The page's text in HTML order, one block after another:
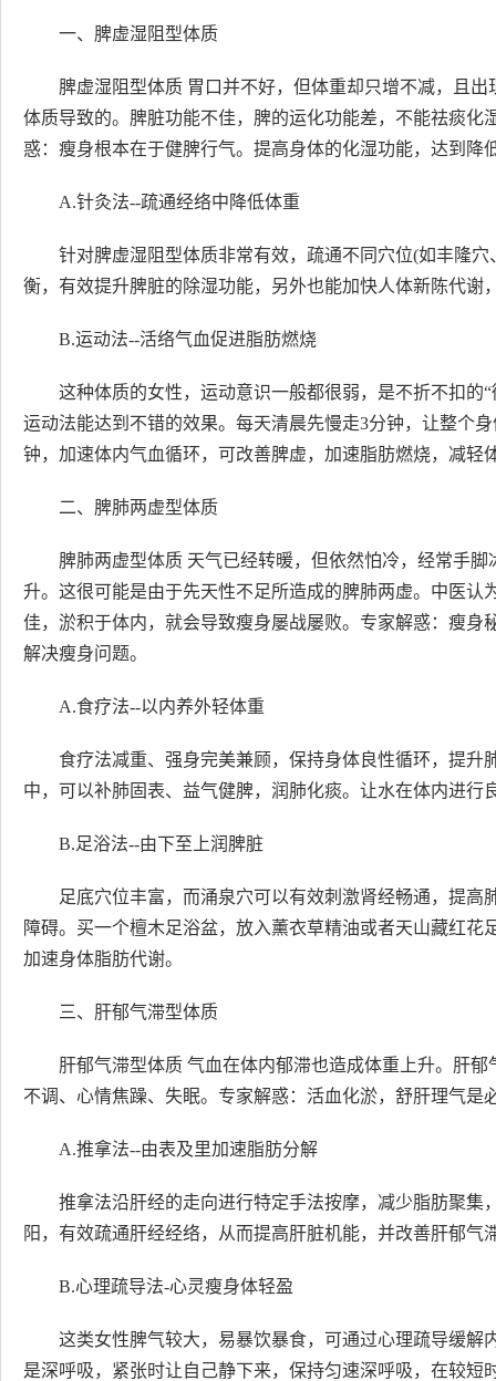
一、脾虚湿阻型体质
脾虚湿阻型体质 胃口并不好，但体重却只增不减，且
体质导致的。脾脏功能不佳，脾的运化功能差，不能祛痰
惑：瘦身根本在于健脾行气。提高身体的化湿功能，达到降
A.针灸法--疏通经络中降低体重
针对脾虚湿阻型体质非常有效，疏通不同穴位(如丰隆
衡，有效提升脾脏的除湿功能，另外也能加快人体新陈代谢
B.运动法--活络气血促进脂肪燃烧
这种体质的女性，运动意识一般都很弱，是不折不扣的
运动法能达到不错的效果。每天清晨先慢走3分钟，让整个
钟，加速体内气血循环，可改善脾虚，加速脂肪燃烧，减轻
二、脾肺两虚型体质
脾肺两虚型体质 天气已经转暖，但依然怕冷，经常手
升。这很可能是由于先天性不足所造成的脾肺两虚。中医
佳，淤积于体内，就会导致瘦身屡战屡败。专家解惑：瘦
解决瘦身问题。
A.食疗法--以内养外轻体重
食疗法减重、强身完美兼顾，保持身体良性循环，提
中，可以补肺固表、益气健脾，润肺化痰。让水在体内进行
B.足浴法--由下至上润脾脏
足底穴位丰富，而涌泉穴可以有效刺激肾经畅通，提
障碍。买一个檀木足浴盆，放入薰衣草精油或者天山藏红
加速身体脂肪代谢。
三、肝郁气滞型体质
肝郁气滞型体质 气血在体内郁滞也造成体重上升。肝
不调、心情焦躁、失眠。专家解惑：活血化淤，舒肝理气
A.推拿法--由表及里加速脂肪分解
推拿法沿肝经的走向进行特定手法按摩，减少脂肪聚
阳，有效疏通肝经经络，从而提高肝脏机能，并改善肝郁
B.心理疏导法-心灵瘦身体轻盈
这类女性脾气较大，易暴饮暴食，可通过心理疏导缓
是深呼吸，紧张时让自己静下来，保持匀速深呼吸，在较短